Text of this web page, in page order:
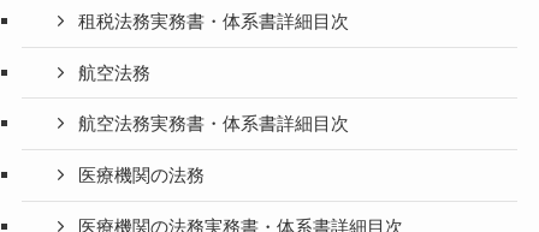
租税法務実務書・体系書詳細目次
航空法務
航空法務実務書・体系書詳細目次
医療機関の法務
医療機関の法務実務書・体系書詳細目次